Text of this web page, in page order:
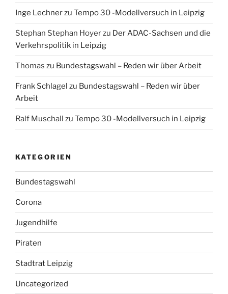
Inge Lechnerzu Tempo 30 -Modellversuch in Leipzig
Stephan Stephan Hoyerzu Der ADAC-Sachsen und die
Verkehrspolitik in Leipzig
Thomas zu Bundestagswahl – Reden wir über Arbeit
Frank Schlagel zu Bundestagswahl – Reden wir über
Arbeit
Ralf Muschall zu Tempo 30 -Modellversuch in Leipzig
KATEGORIEN
Bundestagswahl
Corona
Jugendhilfe
Piraten
Stadtrat Leipzig
Uncategorized